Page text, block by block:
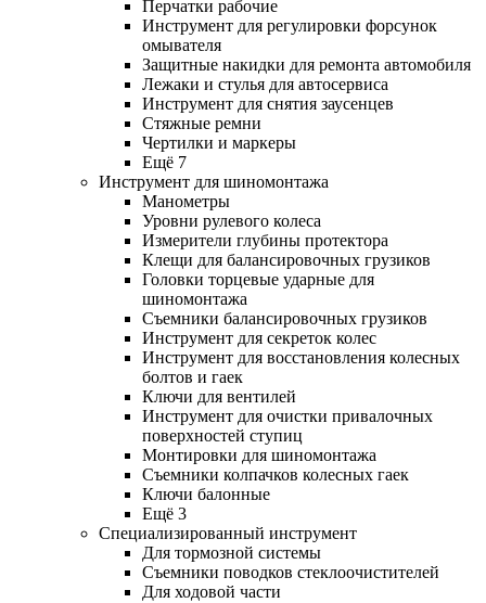
Перчатки рабочие
Инструмент для регулировки форсунок
омывателя
Защитные накидки для ремонта автомобиля
Лежаки и стулья для автосервиса
Инструмент для снятия заусенцев
Стяжные ремни
Чертилки и маркеры
Ещё 7
Инструмент для шиномонтажа
Манометры
Уровни рулевого колеса
Измерители глубины протектора
Клещи для балансировочных грузиков
Головки торцевые ударные для
шиномонтажа
Съемники балансировочных грузиков
Инструмент для секреток колес
Инструмент для восстановления колесных
болтов и гаек
Ключи для вентилей
Инструмент для очистки привалочных
поверхностей ступиц
Монтировки для шиномонтажа
Съемники колпачков колесных гаек
Ключи балонные
Ещё 3
Специализированный инструмент
Для тормозной системы
Съемники поводков стеклоочистителей
Для ходовой части